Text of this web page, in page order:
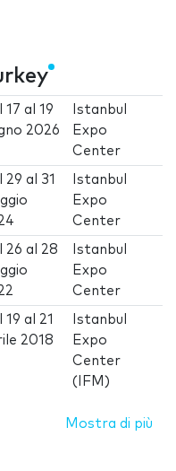
17 al19
2026
Istanbul
Expo
Center
29 al 31
Istanbul
Expo
Center
26 al 28
Istanbul
Expo
Center
19 al 21
2018
Istanbul
Expo
Center
(IFM)
Mostra di più